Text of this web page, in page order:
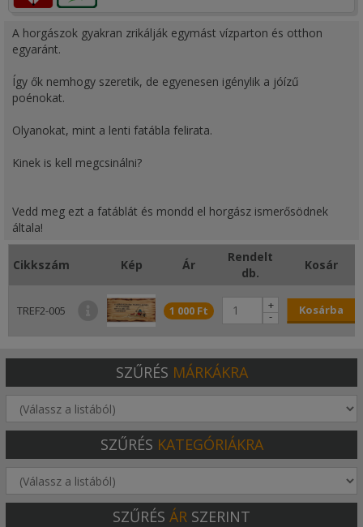
A horgászok gyakran zrikálják egymást vízparton és otthon
egyaránt.
Így ők nemhogy szeretik, de egyenesen igénylik a jóízű
poénokat.
Olyanokat, mint a lenti fatábla felirata.
Kinek is kell megcsinálni?
Vedd meg ezt a fatáblát és mondd el horgász ismerősödnek
általa!
Cikkszám Kép Ár
Rendelt
db.
Kosár
TREF2-005 1 000 Ft -
+ Kosárba
SZŰRÉS MÁRKÁKRA
SZŰRÉS KATEGÓRIÁKRA
SZŰRÉS ÁR SZERINT